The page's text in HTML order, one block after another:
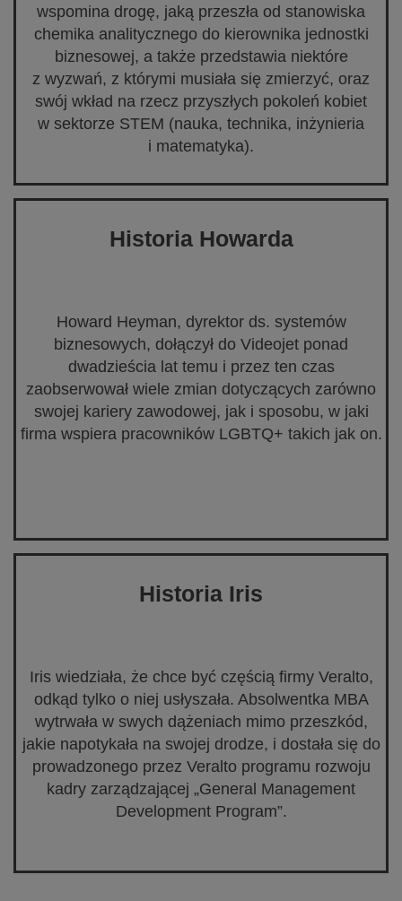
wspomina drogę, jaką przeszła od stanowiska
chemika analitycznego do kierownika jednostki
biznesowej, a także przedstawia niektóre
z wyzwań, z którymi musiała się zmierzyć, oraz
swój wkład na rzecz przyszłych pokoleń kobiet
w sektorze STEM (nauka, technika, inżynieria
i matematyka).
Historia Howarda
Howard Heyman, dyrektor ds. systemów
biznesowych, dołączył do Videojet ponad
dwadzieścia lat temu i przez ten czas
zaobserwował wiele zmian dotyczących zarówno
swojej kariery zawodowej, jak i sposobu, w jaki
firma wspiera pracowników LGBTQ+ takich jak on.
Historia Iris
Iris wiedziała, że chce być częścią firmy Veralto,
odkąd tylko o niej usłyszała. Absolwentka MBA
wytrwała w swych dążeniach mimo przeszkód,
jakie napotykała na swojej drodze, i dostała się do
prowadzonego przez Veralto programu rozwoju
kadry zarządzającej „General Management
Development Program”.